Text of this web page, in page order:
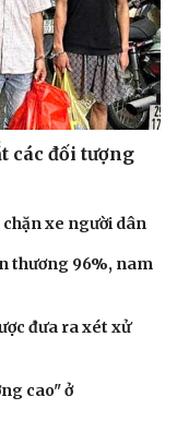
dựng Dự án Cải
rộng cao tốc Cam
tối thiểu